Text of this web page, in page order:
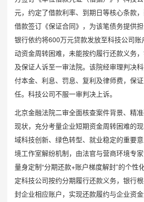
元，约定了借款利率、到期日等核心条款
借款签订《保证合同》，为该笔债务提供担
银行依约将600万元贷款发放至科技公司
动资金周转困难，未能按约履行还款义务
及保证人诉至一审法院。该院经审理判决
付本金、利息、罚息、复利及律师费，保
任。科技公司不服一审判决上诉。
北京金融法院二审全面核查案件背景、精
现状，充分考量企业短期资金周转困难的
域科技创新、绿色转型、就业稳定的重要
境工作室解纷机制，由法官与营商环境专
量身定制“分期还款+账户梯度解封”的个性
定科技公司按约分期履行还款义务，银行
封企业相应账户，实现还款履约与企业资